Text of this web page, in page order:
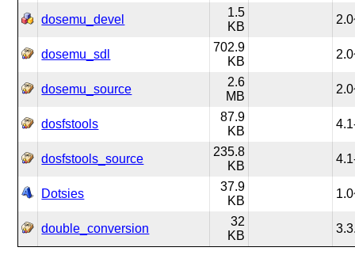
dosemu_devel
1.5
KB
dosemu_sdl
702.9
KB
dosemu_source
2.6
MB
dosfstools
87.9
KB
dosfstools_source
235.8
KB
Dotsies
37.9
KB
double_conversion
32
KB